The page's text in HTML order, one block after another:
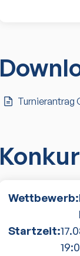
Turnierantrag
Wettbewerb:
Startzeit: